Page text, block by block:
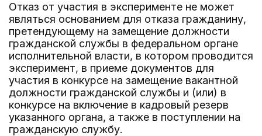
Отказ от участия в эксперименте не может
являться основанием для отказа гражданину,
претендующему на замещение должности
гражданской службы в федеральном органе
исполнительной власти, в котором проводится
эксперимент, в приеме документов для
участия в конкурсе на замещение вакантной
должности гражданской службы и (или) в
конкурсе на включение в кадровый резерв
указанного органа, а также в поступлении на
гражданскую службу.